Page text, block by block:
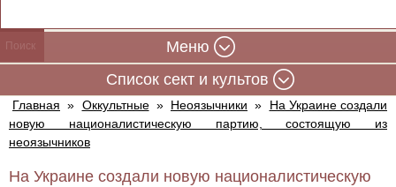
Меню
Cписок сект и культов
Главная » Оккультные » Неоязычники »
На Украине создали
новую националистическую партию, состоящую из
неоязычников
На Украине создали новую националистическую